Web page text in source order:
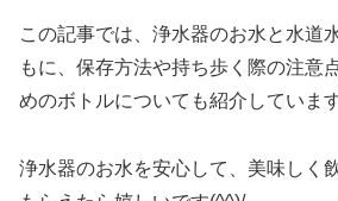
この記事では、浄水器のお水と水道
もに、保存方法や持ち歩く際の注意
めのボトルについても紹介しています
浄水器のお水を安心して、美味しく